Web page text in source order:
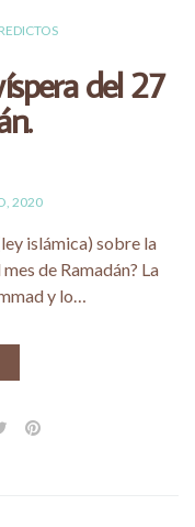
del 27
2020
islámica) sobre la
de Ramadán? La
y lo…